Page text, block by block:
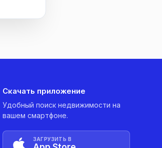
Скачать приложение
Удобный поиск недвижимости на
вашем смартфоне.
ЗАГРУЗИТЬ В